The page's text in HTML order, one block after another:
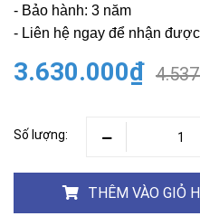
- Bảo hành: 3 năm
- Liên hệ ngay để nhận
3.630.000₫
Số lượng:
THÊM VÀO GIỎ